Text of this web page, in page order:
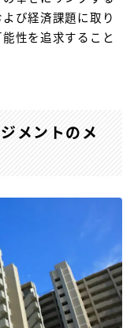
び経済課題に取り
性を追求すること
メントのメ